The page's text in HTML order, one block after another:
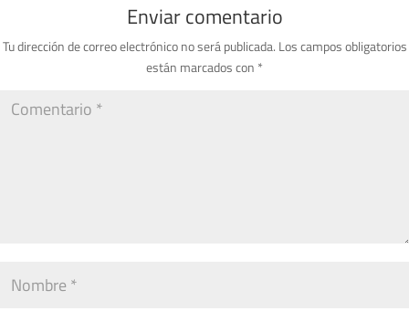
Enviar comentario
Tu dirección de correo electrónico no será publicada. Los campos obligatorios
están marcados con *